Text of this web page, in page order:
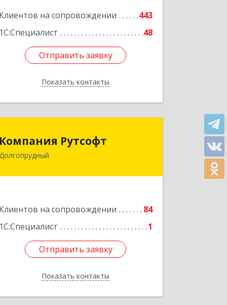
Клиентов на сопровождении
443
1С:Специалист
48
Отправить заявку
Показать контакты
Отправить заявку
Назад
Компания Рутсофт
Долгопрудный
Клиентов на сопровождении
84
1С:Специалист
1
Отправить заявку
Показать контакты
Компания Рутсофт
Подробнее
Отправить заявку
Назад